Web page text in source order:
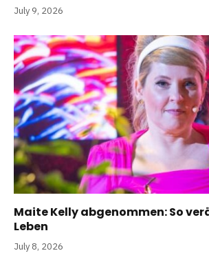
July 9, 2026
Maite Kelly abgenommen: So
Leben
July 8, 2026